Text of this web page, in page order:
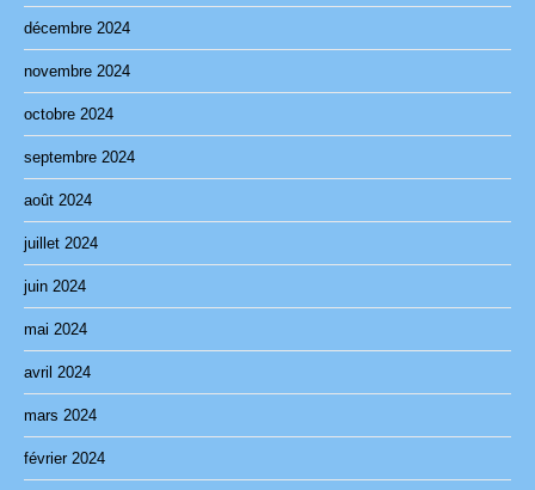
décembre 2024
novembre 2024
octobre 2024
septembre 2024
août 2024
juillet 2024
juin 2024
mai 2024
avril 2024
mars 2024
février 2024